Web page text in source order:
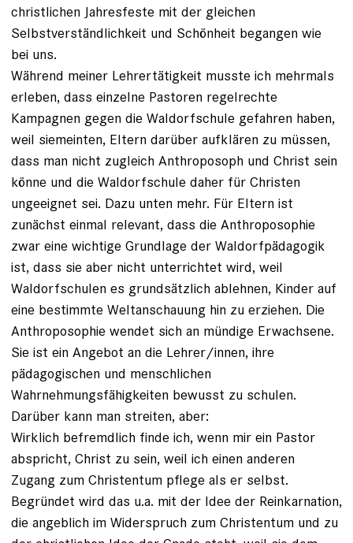
christlichen Jahresfeste mit der gleichen
Selbstverständlichkeit und Schönheit begangen wie
bei uns.
Während meiner Lehrertätigkeit musste ich mehrmals
erleben, dass einzelne Pastoren regelrechte
Kampagnen gegen die Waldorfschule gefahren haben,
weil siemeinten, Eltern darüber aufklären zu müssen,
dass man nicht zugleich Anthroposoph und Christ sein
könne und die Waldorfschule daher für Christen
ungeeignet sei. Dazu unten mehr. Für Eltern ist
zunächst einmal relevant, dass die Anthroposophie
zwar eine wichtige Grundlage der Waldorfpädagogik
ist, dass sie aber nicht unterrichtet wird, weil
Waldorfschulen es grundsätzlich ablehnen, Kinder auf
eine bestimmte Weltanschauung hin zu erziehen. Die
Anthroposophie wendet sich an mündige Erwachsene.
Sie ist ein Angebot an die Lehrer/innen, ihre
pädagogischen und menschlichen
Wahrnehmungsfähigkeiten bewusst zu schulen.
Darüber kann man streiten, aber:
Wirklich befremdlich finde ich, wenn mir ein Pastor
abspricht, Christ zu sein, weil ich einen anderen
Zugang zum Christentum pflege als er selbst.
Begründet wird das u.a. mit der Idee der Reinkarnation,
die angeblich im Widerspruch zum Christentum und zu